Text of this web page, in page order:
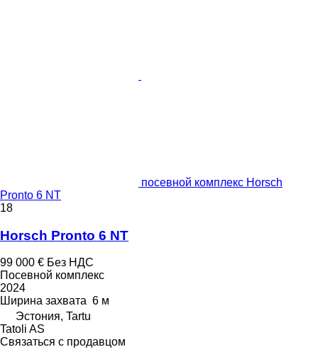
посевной комплекс Horsch
Pronto 6 NT
18
Horsch Pronto 6 NT
99 000 € Без НДС
Посевной комплекс
2024
Ширина захвата 6 м
Эстония, Tartu
Tatoli AS
Связаться с продавцом